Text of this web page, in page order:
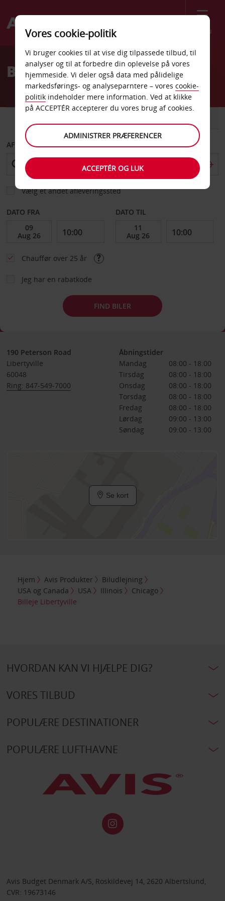
Menu
Welcome
AvisBilleje Libertyville
AFHENT FRA
Vælg et andet afleveringssted
DATO FRA DATO TIL
Chauffør over 25 år
Jeg har en rabatkode
FIND BILER
190 Peterson Road
Libertyville
60048
Ring: 847-549-7000
Åbningstider
Mandag
08:00 - 18:00
Tirsdag
08:00 - 18:00
Onsdag
08:00 - 18:00
Torsdag
08:00 - 18:00
Fredag
08:00 - 18:00
Lørdag
09:00 - 13:00
Søndag
09:00 - 13:00
Se kort
Hjem Avis Produkter
Biludlejning
USA og Canada
USA Illinois
Chicago
Billeje Libertyville
HVORDAN KAN VI HJÆLPE DIG?
VORES TILBUD
POPULÆRE DESTINATIONER
POPULÆRE LUFTHAVNE
Avis Budget Denmark A/S, Roskildevej 14, 2620 Albertslund,
CVR: 19673146
Vores cookie-politik
Vi bruger cookies til at vise dig tilpassede tilbud, til
analyser og til at forbedre din oplevelse på vores
hjemmeside. Vi deler også data med pålidelige
markedsførings- og analyseparntere – vores cookie-
politik indeholder mere information. Ved at klikke
på ACCEPTÉR accepterer du vores brug af cookies.
ADMINISTRER PRÆFERENCER
ACCEPTÉR OG LUK